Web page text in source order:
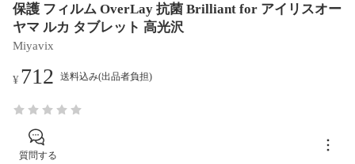
保護 フィルム OverLay 抗菌 Brilliant for アイリスオー
ヤマ ルカ タブレット 高光沢
Miyavix
¥712 送料込み(出品者負担)
質問する